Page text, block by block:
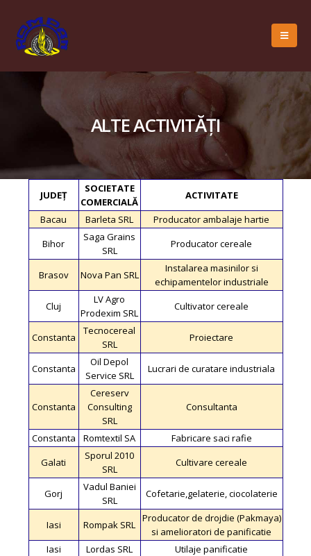
ALTE ACTIVITĂȚI
JUDEȚ
SOCIETATE
COMERCIALĂ
ACTIVITATE
Bacau
Barleta SRL
Producator ambalaje hartie
Bihor
Saga Grains
SRL
Producator cereale
Brasov Nova Pan SRL
Instalarea masinilor si
echipamentelor industriale
Cluj
LV Agro
Prodexim SRL
Cultivator cereale
Constanta
Tecnocereal
SRL
Proiectare
Constanta
Oil Depol
Service SRL
Lucrari de curatare industriala
Constanta
Cereserv
Consulting
SRL
Consultanta
Constanta Romtextil SA
Fabricare saci rafie
Galati
Sporul 2010
SRL
Cultivare cereale
Gorj
Vadul Baniei
SRL
Cofetarie,gelaterie, ciocolaterie
Iasi Rompak SRL
Producator de drojdie (Pakmaya)
si amelioratori de panificatie
Iasi
Lordas SRL Utilaje panificatie